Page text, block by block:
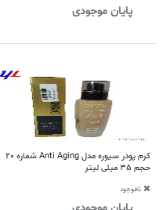
پایان موجودی
کرم پودر سیوره مدل Anti Aging شماره 20
حجم 35 میلی لیتر
ناموجود